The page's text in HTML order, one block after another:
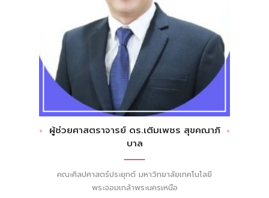
ผู้ช่วยศาสตราจารย์ ดร.เติมเพชร สุขคณาภิ
บาล
คณะศิลปศาสตร์ประยุกต์ มหาวิทยาลัยเทคโนโลยี
พระจอมเกล้าพระนครเหนือ